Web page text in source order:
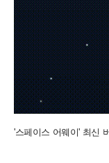
'스페이스 어웨이' 최신